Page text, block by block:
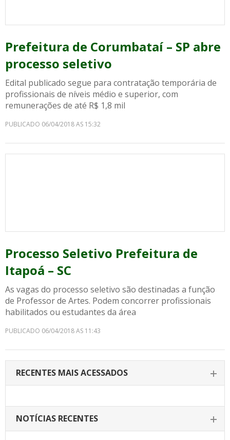
Prefeitura de Corumbataí – SP abre
processo seletivo
Edital publicado segue para contratação temporária de
profissionais de níveis médio e superior, com
remunerações de até R$ 1,8 mil
PUBLICADO 06/04/2018 AS 15:32
Processo Seletivo Prefeitura de
Itapoá – SC
As vagas do processo seletivo são destinadas a função
de Professor de Artes. Podem concorrer profissionais
habilitados ou estudantes da área
PUBLICADO 06/04/2018 AS 11:43
RECENTES MAIS ACESSADOS
NOTÍCIAS RECENTES